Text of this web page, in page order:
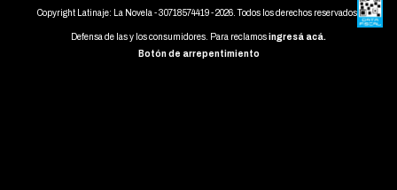
Copyright Latinaje: La Novela - 30718574419 - 2026. Todos los derechos reservados.
Defensa de las y los consumidores. Para reclamosingresá acá.
Botón de arrepentimiento